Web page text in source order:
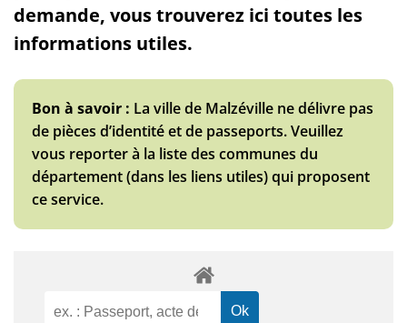
demande, vous trouverez ici toutes les
informations utiles.
Bon à savoir : La ville de Malzéville ne délivre pas
de pièces d’identité et de passeports. Veuillez
vous reporter à la liste des communes du
département (dans les liens utiles) qui proposent
ce service.